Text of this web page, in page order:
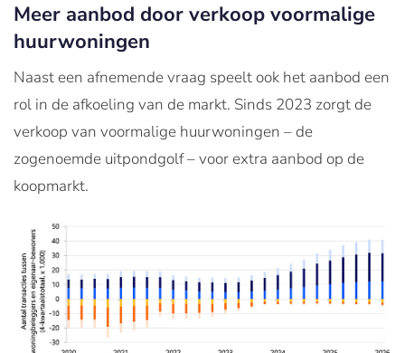
Meer aanbod door verkoop voormalige
huurwoningen
Naast een afnemende vraag speelt ook het aanbod een
rol in de afkoeling van de markt. Sinds 2023 zorgt de
verkoop van voormalige huurwoningen – de
zogenoemde uitpondgolf – voor extra aanbod op de
koopmarkt.